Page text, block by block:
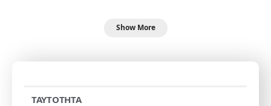
Show More
TAYTOTHTA